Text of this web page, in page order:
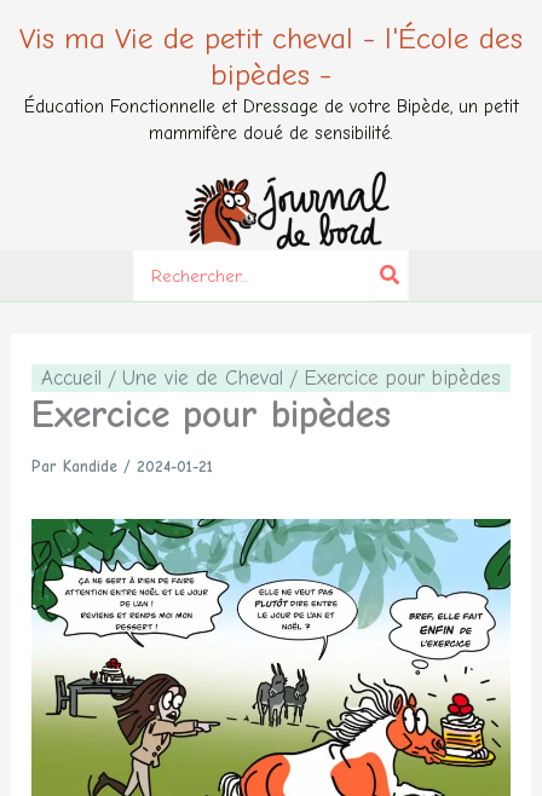
Vis ma Vie de petit cheval - l'École des
bipèdes -
Éducation Fonctionnelle et Dressage de votre Bipède, un petit
mammifère doué de sensibilité.
for:
Accueil Une vie de Cheval Exercice pour bipèdes
Exercice pour bipèdes
Par Kandide/2024-01-21